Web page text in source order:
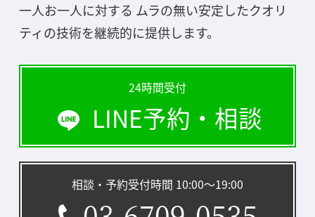
一人お一人に対する ムラの無い安定したクオリ
ティの技術を継続的に提供します。
相談・予約受付時間 10:00〜19:00
24時間受付
LINE予約・相談